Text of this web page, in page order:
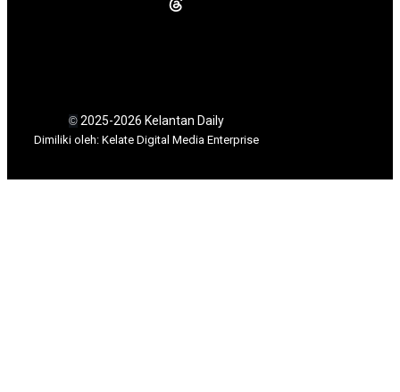
©2025-2026 Kelantan Daily
Dimiliki oleh: Kelate Digital Media Enterprise